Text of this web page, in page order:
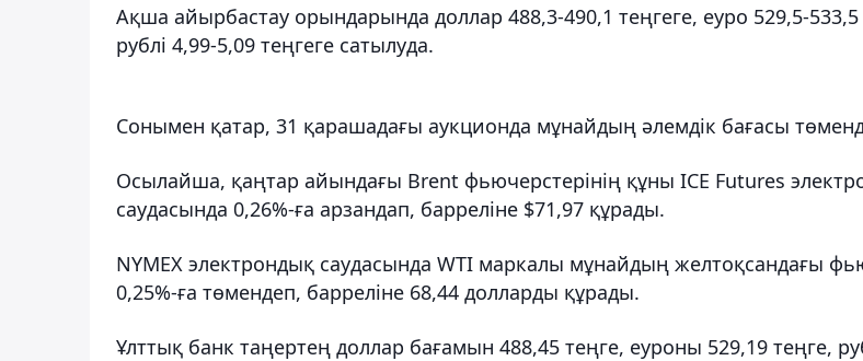
Ақша айырбастау орындарында доллар 488,3-490,1 теңгеге, еуро 529,5-533,5
рублі 4,99-5,09 теңгеге сатылуда.
Сонымен қатар, 31 қарашадағы аукционда мұнайдың әлемдік бағасы
Осылайша, қаңтар айындағы Brent фьючерстерінің құны ICE Futures
саудасында 0,26%-ға арзандап, барреліне $71,97 құрады.
NYMEX электрондық саудасында WTI маркалы мұнайдың желтоқсандағы
0,25%-ға төмендеп, барреліне 68,44 долларды құрады.
Ұлттық банк таңертең доллар бағамын 488,45 теңге, еуроны 529,19 теңге,